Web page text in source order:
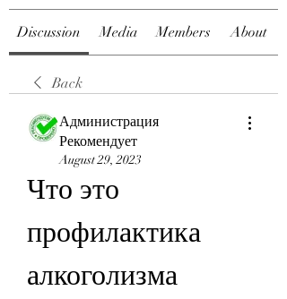
Discussion Media Members About
Back
Администрация
Рекомендует
August 29, 2023
Что это
профилактика
алкоголизма